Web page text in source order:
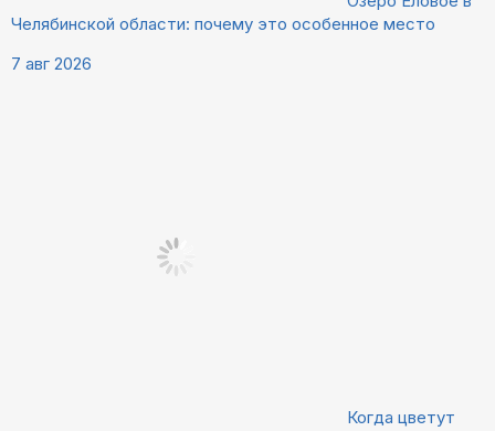
Челябинской области: почему это особенное место
7 авг 2026
Когда цветут